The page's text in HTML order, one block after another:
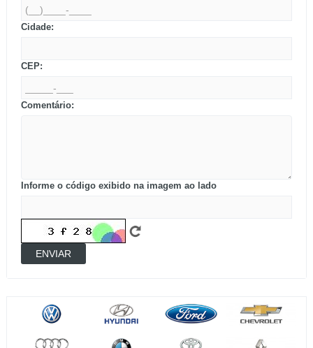
Cidade:
CEP:
Comentário:
Informe o código exibido na imagem ao lado
ENVIAR